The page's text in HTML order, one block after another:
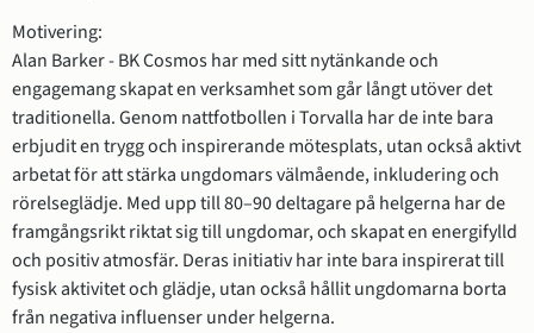
Motivering:
Alan Barker - BK Cosmos har med sitt nytänkande och
engagemang skapat en verksamhet som går långt utöver det
traditionella. Genom nattfotbollen i Torvalla har de inte bara
erbjudit en trygg och inspirerande mötesplats, utan också aktivt
arbetat för att stärka ungdomars välmående, inkludering och
rörelseglädje. Med upp till 80–90 deltagare på helgerna har de
framgångsrikt riktat sig till ungdomar, och skapat en energifylld
och positiv atmosfär. Deras initiativ har inte bara inspirerat till
fysisk aktivitet och glädje, utan också hållit ungdomarna borta
från negativa influenser under helgerna.